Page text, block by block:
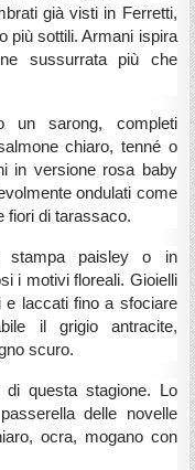
già visti in Ferretti,
più sottili. Armani ispira
sussurrata più che
un sarong, completi
chiaro, tenné o
in versione rosa baby
ondulati come
fiori di tarassaco.
stampa paisley o in
i motivi floreali. Gioielli
e laccati fino a sfociare
il grigio antracite,
scuro.
questa stagione. Lo
delle novelle
ocra, mogano con